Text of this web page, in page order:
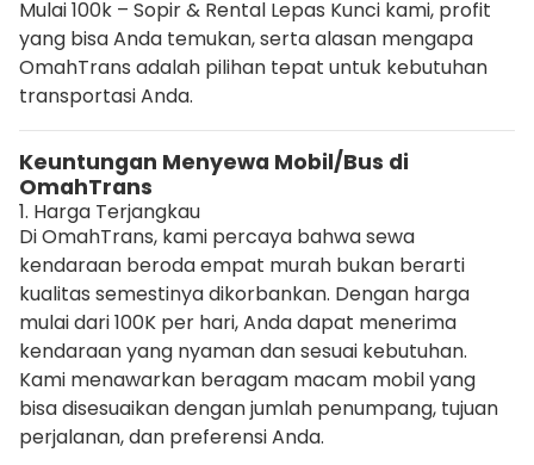
Mulai 100k – Sopir & Rental Lepas Kunci kami, profit
yang bisa Anda temukan, serta alasan mengapa
OmahTrans adalah pilihan tepat untuk kebutuhan
transportasi Anda.
Keuntungan Menyewa Mobil/Bus di
OmahTrans
1. Harga Terjangkau
Di OmahTrans, kami percaya bahwa sewa
kendaraan beroda empat murah bukan berarti
kualitas semestinya dikorbankan. Dengan harga
mulai dari 100K per hari, Anda dapat menerima
kendaraan yang nyaman dan sesuai kebutuhan.
Kami menawarkan beragam macam mobil yang
bisa disesuaikan dengan jumlah penumpang, tujuan
perjalanan, dan preferensi Anda.